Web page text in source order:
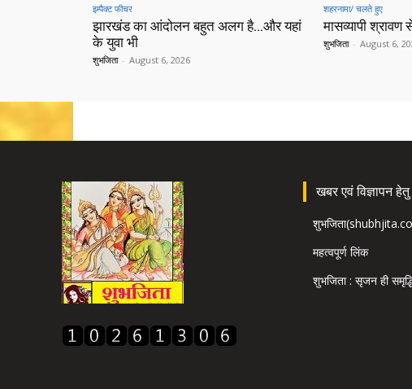
इम्पैक्ट फीचर
झारखंड का आंदोलन बहुत अलग है…और यहां
के युवा भी
शुभजिता - August 6, 2026
शहरनामा/ चलते हुए
मासव्यापी
शुभजिता - August 6,
खबर एवं विज्ञापन
महत्वपूर्ण लिंक
शुभजिता : सृजन ही